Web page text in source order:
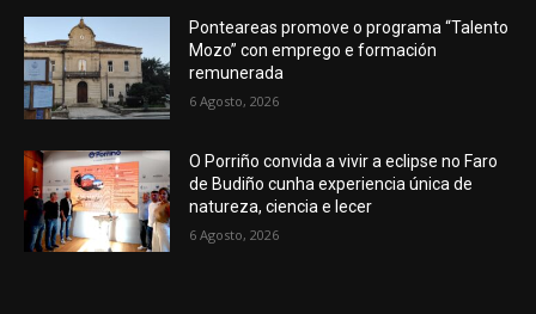
Ponteareas promove o programa “Talento
Mozo” con emprego e formación
remunerada
6 Agosto, 2026
O Porriño convida a vivir a eclipse no Faro
de Budiño cunha experiencia única de
natureza, ciencia e lecer
6 Agosto, 2026